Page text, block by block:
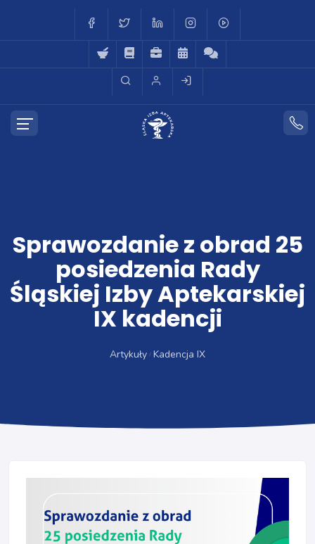
Sprawozdanie z obrad 25
posiedzenia Rady
Śląskiej Izby Aptekarskiej
IX kadencji
Artykuły Kadencja IX